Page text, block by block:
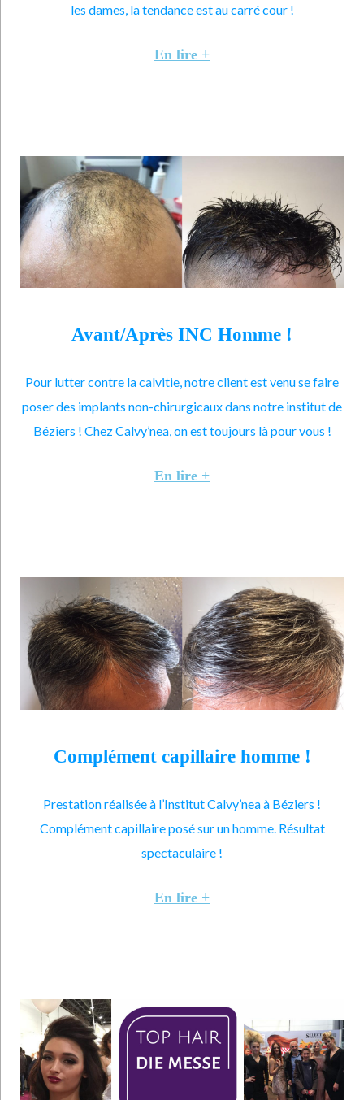
les dames, la tendance est au carré cour !
En lire +
Avant/Après INC Homme !
Pour lutter contre la calvitie, notre client est venu se faire
poser des implants non-chirurgicaux dans notre institut de
Béziers ! Chez Calvy’nea, on est toujours là pour vous !
En lire +
Complément capillaire homme !
Prestation réalisée à l’Institut Calvy’nea à Béziers !
Complément capillaire posé sur un homme. Résultat
spectaculaire !
En lire +